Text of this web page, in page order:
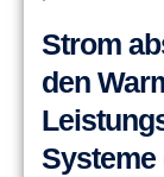
​​Strom
den